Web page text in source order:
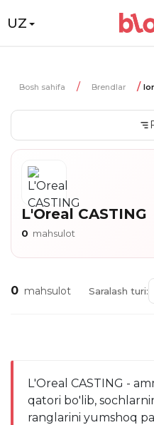
UZ
Bosh sahifa Brendlar
L'Oreal CASTING
0 mahsulot
0 mahsulot Saralash turi:
L'Oreal CASTING -
qatori bo'lib,
ranglarini yumshoq